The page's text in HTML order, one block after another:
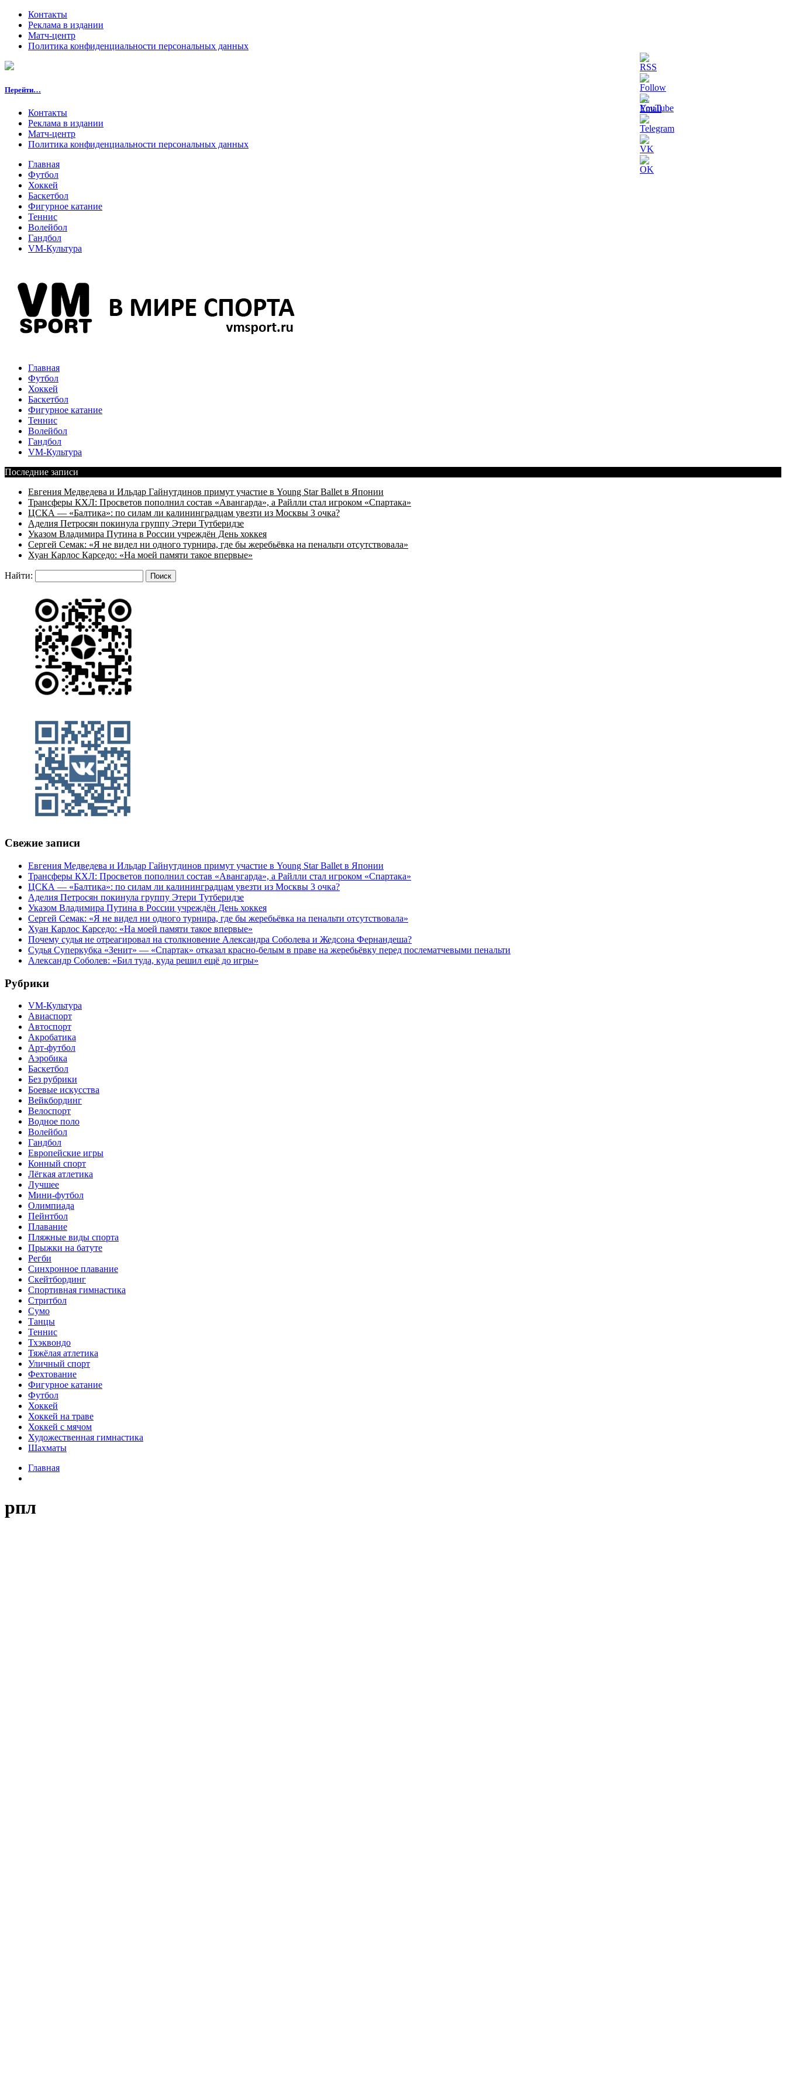
Контакты
Реклама в издании
Матч-центр
Политика конфиденциальности персональных данных
Перейти…
Контакты
Реклама в издании
Матч-центр
Политика конфиденциальности персональных данных
Главная
Футбол
Хоккей
Баскетбол
Фигурное катание
Теннис
Волейбол
Гандбол
VM-Культура
Главная
Футбол
Хоккей
Баскетбол
Фигурное катание
Теннис
Волейбол
Гандбол
VM-Культура
Последние записи
Евгения Медведева и Ильдар Гайнутдинов примут участие в Young Star Ballet в Японии
Трансферы КХЛ: Просветов пополнил состав «Авангарда», а Райлли стал игроком «Спартака»
ЦСКА — «Балтика»: по силам ли калининградцам увезти из Москвы 3 очка?
Аделия Петросян покинула группу Этери Тутберидзе
Указом Владимира Путина в России учреждён День хоккея
Сергей Семак: «Я не видел ни одного турнира, где бы жеребьёвка на пенальти отсутствовала»
Хуан Карлос Карседо: «На моей памяти такое впервые»
Найти:
Свежие записи
Евгения Медведева и Ильдар Гайнутдинов примут участие в Young Star Ballet в Японии
Трансферы КХЛ: Просветов пополнил состав «Авангарда», а Райлли стал игроком «Спартака»
ЦСКА — «Балтика»: по силам ли калининградцам увезти из Москвы 3 очка?
Аделия Петросян покинула группу Этери Тутберидзе
Указом Владимира Путина в России учреждён День хоккея
Сергей Семак: «Я не видел ни одного турнира, где бы жеребьёвка на пенальти отсутствовала»
Хуан Карлос Карседо: «На моей памяти такое впервые»
Почему судья не отреагировал на столкновение Александра Соболева и Жедсона Фернандеша?
Судья Суперкубка «Зенит» — «Спартак» отказал красно-белым в праве на жеребьёвку перед послематчевыми пенальти
Александр Соболев: «Бил туда, куда решил ещё до игры»
Рубрики
VM-Культура
Авиаспорт
Автоспорт
Акробатика
Арт-футбол
Аэробика
Баскетбол
Без рубрики
Боевые искусства
Вейкбординг
Велоспорт
Водное поло
Волейбол
Гандбол
Европейские игры
Конный спорт
Лёгкая атлетика
Лучшее
Мини-футбол
Олимпиада
Пейнтбол
Плавание
Пляжные виды спорта
Прыжки на батуте
Регби
Синхронное плавание
Скейтбординг
Спортивная гимнастика
Стритбол
Сумо
Танцы
Теннис
Тхэквондо
Тяжёлая атлетика
Уличный спорт
Фехтование
Фигурное катание
Футбол
Хоккей
Хоккей на траве
Хоккей с мячом
Художественная гимнастика
Шахматы
Главная
рпл